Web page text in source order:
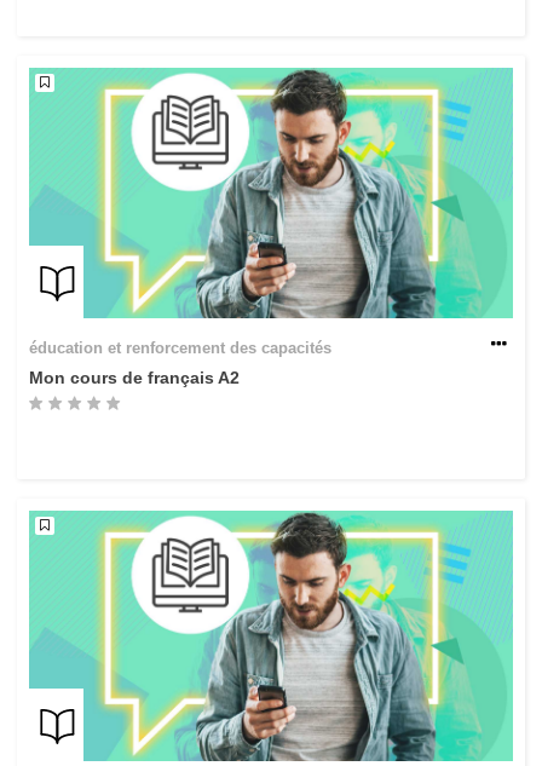
éducation et renforcement des capacités
Mon cours de français A2